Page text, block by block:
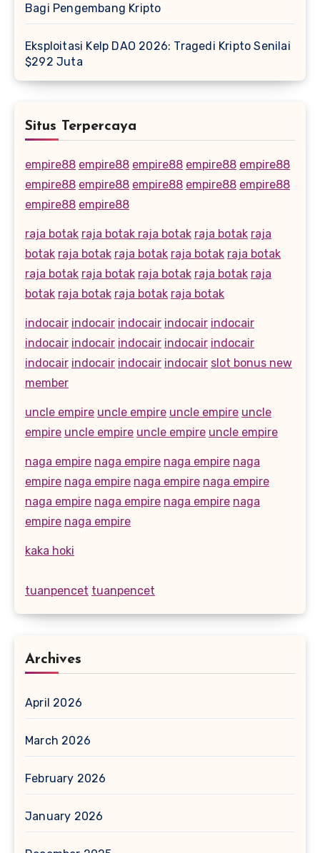
Bagi Pengembang Kripto
Eksploitasi Kelp DAO 2026: Tragedi Kripto Senilai
$292 Juta
Situs Terpercaya
empire88 empire88 empire88 empire88 empire88
empire88 empire88 empire88 empire88 empire88
empire88 empire88
raja botak raja botak raja botak raja botak raja
botak raja botak raja botak raja botak raja botak
raja botak raja botak raja botak raja botak raja
botak raja botak raja botak raja botak
indocair indocair indocair indocair indocair
indocair indocair indocair indocair indocair
indocair indocair indocair indocair slot bonus new
member
uncle empire uncle empire uncle empire uncle
empire uncle empire uncle empire uncle empire
naga empire naga empire naga empire naga
empire naga empire naga empire naga empire
naga empire naga empire naga empire naga
empire naga empire
kaka hoki
tuanpencet tuanpencet
Archives
April 2026
March 2026
February 2026
January 2026